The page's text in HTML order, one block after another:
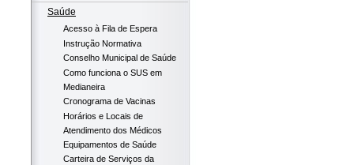
Saúde
Acesso à Fila de Espera
Instrução Normativa
Conselho Municipal de Saúde
Como funciona o SUS em
Medianeira
Cronograma de Vacinas
Horários e Locais de
Atendimento dos Médicos
Equipamentos de Saúde
Carteira de Serviços da